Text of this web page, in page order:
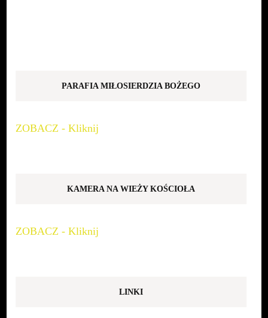
PARAFIA MIŁOSIERDZIA BOŻEGO
ZOBACZ - Kliknij
KAMERA NA WIEŻY KOŚCIOŁA
ZOBACZ - Kliknij
LINKI